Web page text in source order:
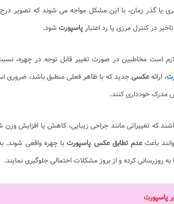
یا گذر زمان، با این مشکل مواجه می شوند که تصویر
در کنترل مرزی یا رد اعتبارپاسپورتشود.
است مخاطبین در صورت تغییر قابل توجه در چهره،
، ارائهعکسیجدید که با ظاهر فعلی منطبق باشد، ضروری
مدرک خودداری کنند.
که تغییراتی مانند جراحی زیبایی، کاهش یا افزایش
باعثعدم تطابق عکس پاسپورت با چهره واقعی
روزرسانی کرده و از بروز مشکلات احتمالی جلوگیری نمایند.
پاسپورت